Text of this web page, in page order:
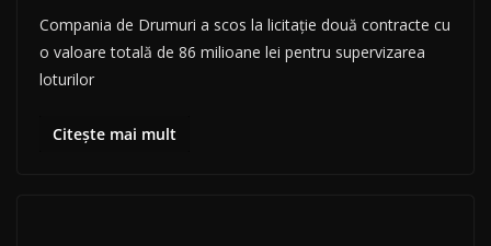
Compania de Drumuri a scos la licitație două contracte cu
o valoare totală de 86 milioane lei pentru supervizarea
loturilor
Citește mai mult